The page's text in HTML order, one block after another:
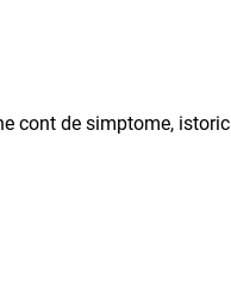
cont de simptome,